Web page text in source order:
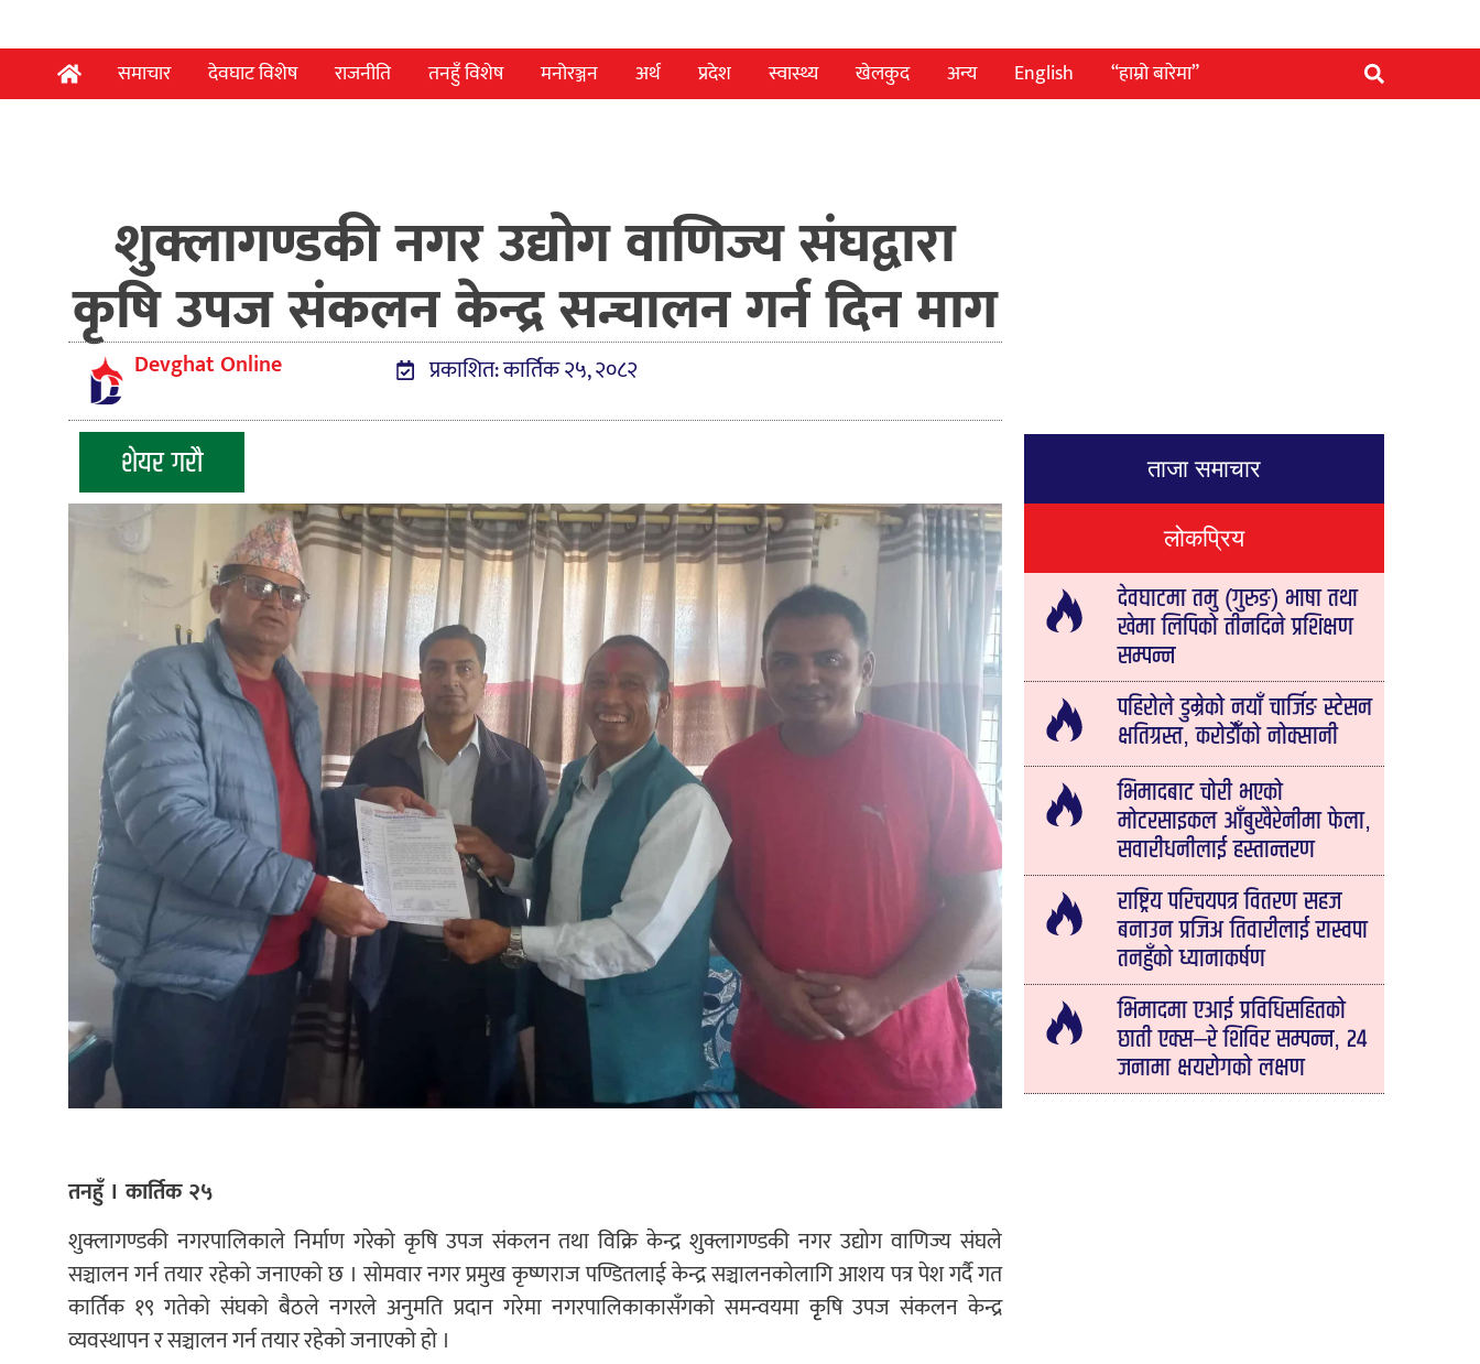
समाचार देवघाट विशेष राजनीति तनहुँ विशेष मनोरञ्जन अर्थ प्रदेश स्वास्थ्य खेलकुद अन्य English “हाम्रो बारेमा”
शुक्लागण्डकी नगर उद्योग वाणिज्य संघद्वारा
कृषि उपज संकलन केन्द्र सन्चालन गर्न दिन माग
Devghat Online प्रकाशित: कार्तिक २५, २०८२
शेयर गरौ
तनहुँ । कार्तिक २५
शुक्लागण्डकी नगरपालिकाले निर्माण गरेको कृषि उपज संकलन तथा विक्रि केन्द्र शुक्लागण्डकी नगर उद्योग वाणिज्य संघले
सञ्चालन गर्न तयार रहेको जनाएको छ । सोमवार नगर प्रमुख कृष्णराज पण्डितलाई केन्द्र सञ्चालनकोलागि आशय पत्र पेश गर्दै गत
कार्तिक १९ गतेको संघको बैठले नगरले अनुमति प्रदान गरेमा नगरपालिकाकासँगको समन्वयमा कृृषि उपज संकलन केन्द्र
व्यवस्थापन र सञ्चालन गर्न तयार रहेको जनाएको हो ।
ताजा समाचार
लोकप्रिय
देवघाटमा तमु (गुरुङ) भाषा तथा
खेमा लिपिको तीनदिने प्रशिक्षण
सम्पन्न
पहिरोले डुम्रेको नयाँ चार्जिङ स्टेसन
क्षतिग्रस्त, करोडौँको नोक्सानी
भिमादबाट चोरी भएको
मोटरसाइकल आँबुखैरेनीमा फेला,
सवारीधनीलाई हस्तान्तरण
राष्ट्रिय परिचयपत्र वितरण सहज
बनाउन प्रजिअ तिवारीलाई रास्वपा
तनहुँको ध्यानाकर्षण
भिमादमा एआई प्रविधिसहितको
छाती एक्स–रे शिविर सम्पन्न, २४
जनामा क्षयरोगको लक्षण